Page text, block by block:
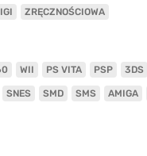
ZRĘCZNOŚCIOWA
WII PS VITA PSP 3DS
SNES SMD SMS AMIGA